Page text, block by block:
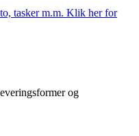
tasker m.m. Klik her for
og